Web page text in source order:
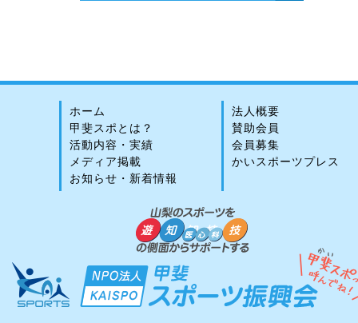
法人概要
賛助会員
会員募集
かいスポーツプレス
ホーム
甲斐スポとは？
活動内容・実績
メディア掲載
お知らせ・新着情報